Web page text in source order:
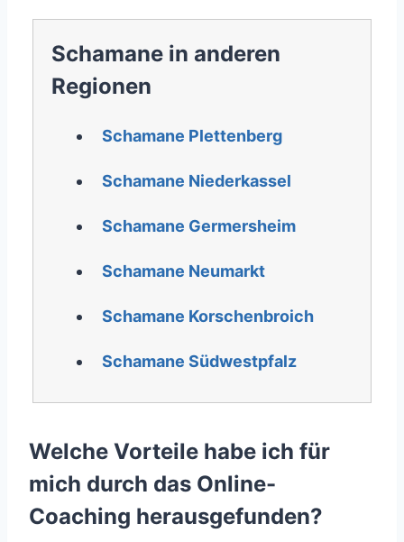
Schamane in anderen
Regionen
Schamane Plettenberg
Schamane Niederkassel
Schamane Germersheim
Schamane Neumarkt
Schamane Korschenbroich
Schamane Südwestpfalz
Welche Vorteile habe ich für
mich durch das Online-
Coaching herausgefunden?